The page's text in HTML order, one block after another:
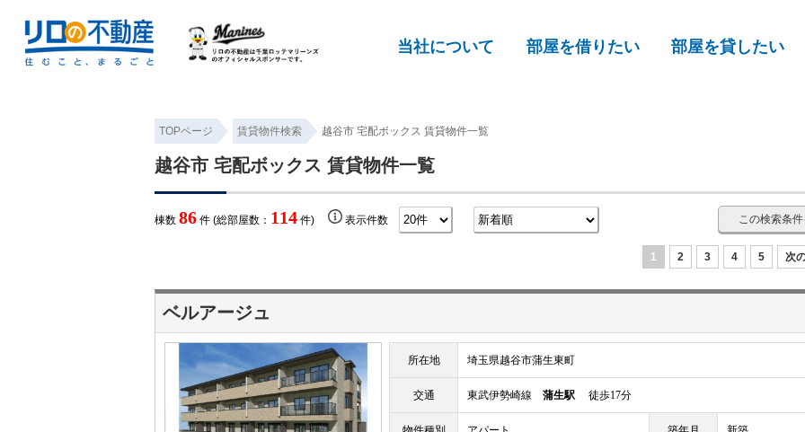
当社について 部屋を借りたい 部屋を貸したい
TOPページ 賃貸物件検索 越谷市 宅配ボックス 賃貸物件一覧
越谷市 宅配ボックス 賃貸物件一覧
棟数 86 件 (総部屋数： 114 件) 表示件数 この検索条
1 2 3 4 5 次
ベルアージュ
所在地 埼玉県越谷市蒲生東町
交通 東武伊勢崎線 蒲生駅 徒歩17分